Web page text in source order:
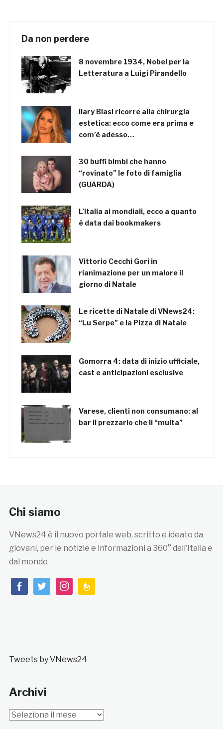
Da non perdere
8 novembre 1934, Nobel per la
Letteratura a Luigi Pirandello
Ilary Blasi ricorre alla chirurgia
estetica: ecco come era prima e
com’è adesso…
30 buffi bimbi che hanno
“rovinato” le foto di famiglia
(GUARDA)
L’Italia ai mondiali, ecco a quanto
è data dai bookmakers
Vittorio Cecchi Gori in
rianimazione per un malore il
giorno di Natale
Le ricette di Natale di VNews24:
“Lu Serpe” e la Pizza di Natale
Gomorra 4: data di inizio ufficiale,
cast e anticipazioni esclusive
Varese, clienti non consumano: al
bar il prezzario che li “multa”
Chi siamo
VNews24 è il nuovo portale web, scritto e ideato da
giovani, per le notizie e informazioni a 360° dall’Italia e
dal mondo
facebooktwitterinstagramfeedburner
Tweets by VNews24
Archivi
Archivi